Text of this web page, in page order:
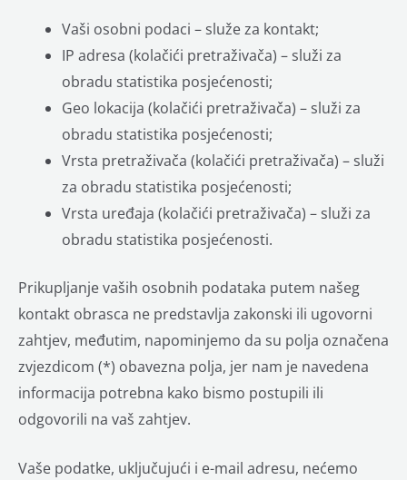
Vaši osobni podaci – služe za kontakt;
IP adresa (kolačići pretraživača) – služi za
obradu statistika posjećenosti;
Geo lokacija (kolačići pretraživača) – služi za
obradu statistika posjećenosti;
Vrsta pretraživača (kolačići pretraživača) – služi
za obradu statistika posjećenosti;
Vrsta uređaja (kolačići pretraživača) – služi za
obradu statistika posjećenosti.
Prikupljanje vaših osobnih podataka putem našeg
kontakt obrasca ne predstavlja zakonski ili ugovorni
zahtjev, međutim, napominjemo da su polja označena
zvjezdicom (*) obavezna polja, jer nam je navedena
informacija potrebna kako bismo postupili ili
odgovorili na vaš zahtjev.
Vaše podatke, uključujući i e-mail adresu, nećemo